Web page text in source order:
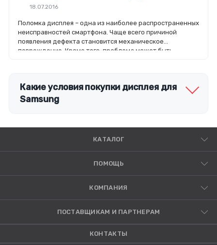
18.07.2016
Поломка дисплея – одна из наиболее распространенных
неисправностей смартфона. Чаще всего причиной
появления дефекта становится механическое
повреждение. Кроме того, проблема может быть
Какие условия покупки дисплея для
Samsung
КАТАЛОГ
ПОМОЩЬ
КОМПАНИЯ
ПОСТАВЩИКАМ И ПАРТНЕРАМ
КОНТАКТЫ